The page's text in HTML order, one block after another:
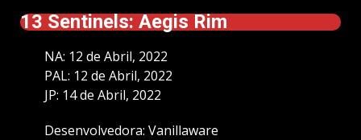
13 Sentinels: Aegis Rim
NA: 12 de Abril, 2022
PAL: 12 de Abril, 2022
JP: 14 de Abril, 2022
Desenvolvedora: Vanillaware